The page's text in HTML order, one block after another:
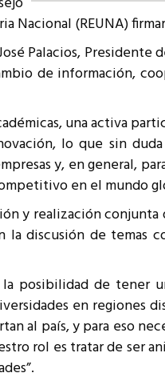
Nacional (REUNA)
Palacios,
de información,
una activa
lo que sin
y, en general,
en el mundo
y realización
discusión de temas
posibilidad de tener
en regiones
al país, y para eso
rol es tratar de ser